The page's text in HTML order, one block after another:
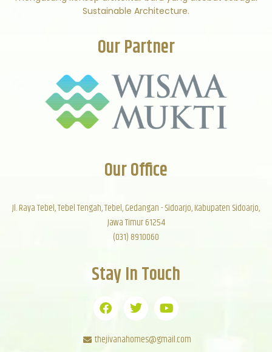
Sustainable Architecture.
Our Partner
Our Office
Jl. Raya Tebel, Tebel Tengah, Tebel, Gedangan - Sidoarjo, Kabupaten Sidoarjo,
Jawa Timur 61254
(031) 8910060
Stay In Touch
thejivanahomes@gmail.com